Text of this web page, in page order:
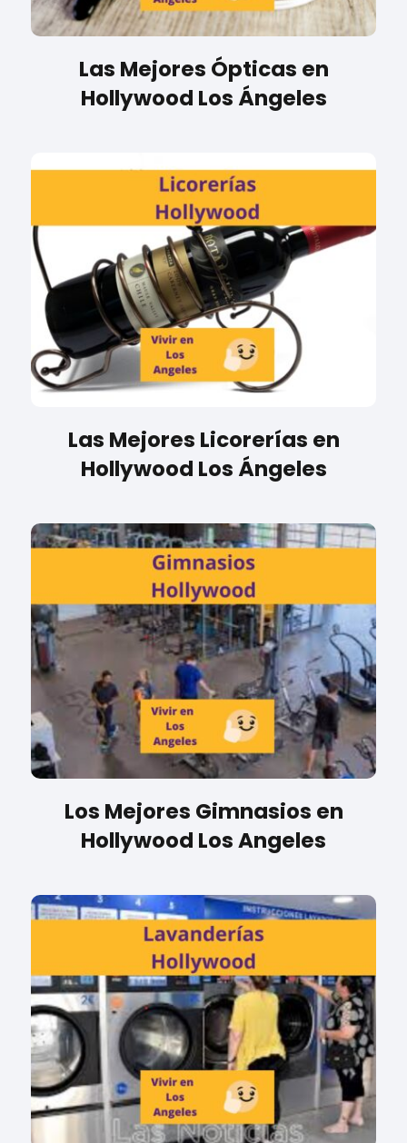
Las Mejores Ópticas en
Hollywood Los Ángeles
Las Mejores Licorerías en
Hollywood Los Ángeles
Los Mejores Gimnasios en
Hollywood Los Angeles